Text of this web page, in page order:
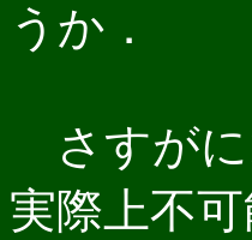
うか．
さすがに
実際上不